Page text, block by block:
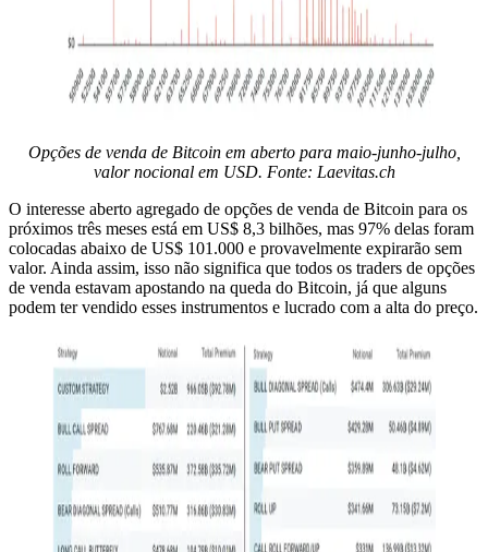
Opções de venda de Bitcoin em aberto para maio-junho-julho,
valor nocional em USD. Fonte: Laevitas.ch
O interesse aberto agregado de opções de venda de Bitcoin para os
próximos três meses está em US$ 8,3 bilhões, mas 97% delas foram
colocadas abaixo de US$ 101.000 e provavelmente expirarão sem
valor. Ainda assim, isso não significa que todos os traders de opções
de venda estavam apostando na queda do Bitcoin, já que alguns
podem ter vendido esses instrumentos e lucrado com a alta do preço.